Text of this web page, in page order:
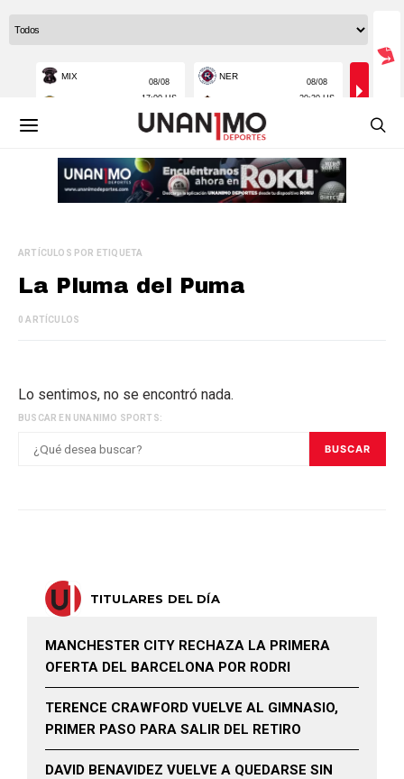
ARTÍCULOS POR ETIQUETA
La Pluma del Puma
0 ARTÍCULOS
Lo sentimos, no se encontró nada.
BUSCAR EN UNANIMO SPORTS:
BUSCAR
TITULARES DEL DÍA
MANCHESTER CITY RECHAZA LA PRIMERA
OFERTA DEL BARCELONA POR RODRI
TERENCE CRAWFORD VUELVE AL GIMNASIO,
PRIMER PASO PARA SALIR DEL RETIRO
DAVID BENAVIDEZ VUELVE A QUEDARSE SIN